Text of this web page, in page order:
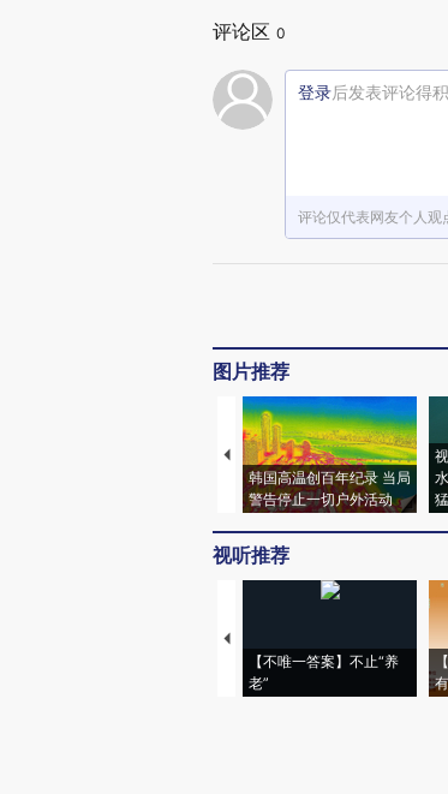
评论区 0
登录后发表评论得
评论仅代表网友个人观
图片推荐
韩国高温创百年纪录 当局
警告停止一切户外活动
视听推荐
【不唯一答案】不止“养
老”